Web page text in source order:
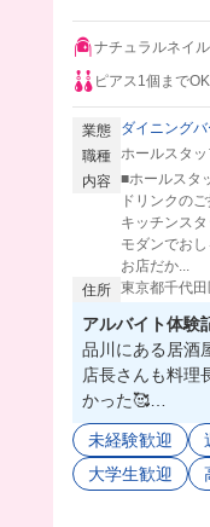
ナチュラルネイ
ピアス1個までOK
業態 ダイニングバ
職種 ホールスタ
内容 ■ホールスタ
ドリンクの
キッチンス
モダンでお
お店だか...
住所 東京都千代
アルバイト体験
品川にある居酒
店長さんも料理
かった🥰
料理長は動画に
しがってて可愛
会社が大きいか
未経験歓迎
大学生歓迎